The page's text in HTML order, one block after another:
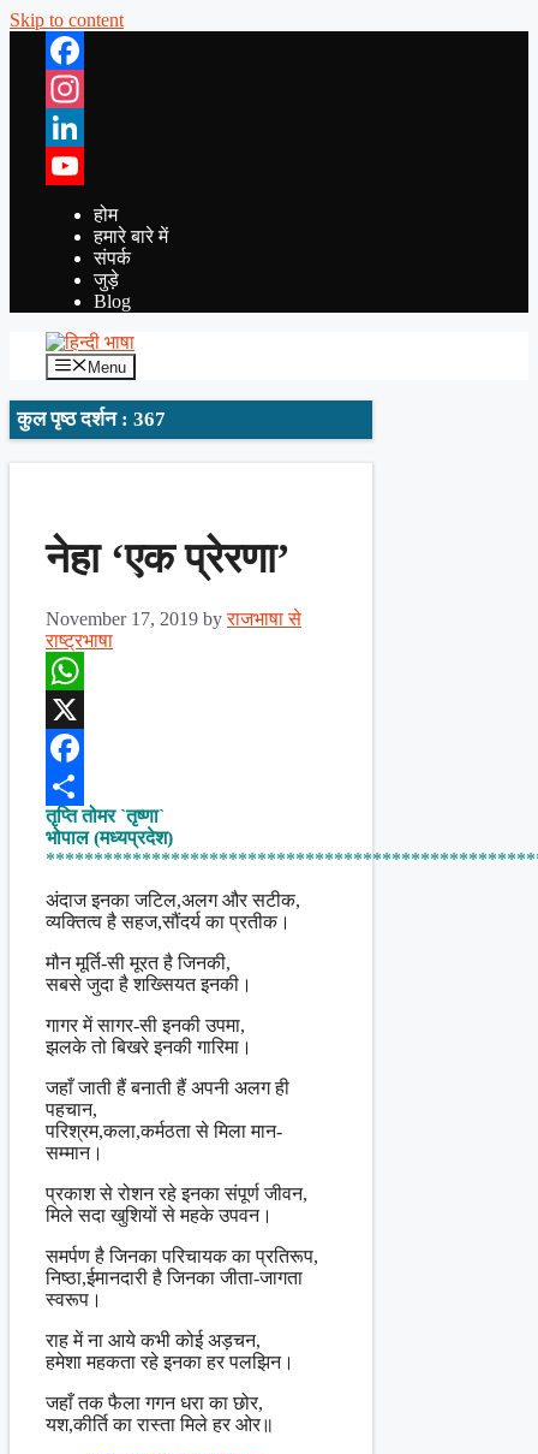
Skip to content
Facebook
Instagram
LinkedIn
YouTube
होम
हमारे बारे में
संपर्क
जुड़े
Blog
Menu
कुल पृष्ठ दर्शन : 367
नेहा ‘एक प्रेरणा’
November 17, 2019 byराजभाषा से
राष्ट्रभाषा
WhatsApp
X
Facebook
Share
तृप्ति तोमर `तृष्णा`
भोपाल (मध्यप्रदेश)
अंदाज इनका जटिल,अलग और सटीक,
व्यक्तित्व है सहज,सौंदर्य का प्रतीक।
मौन मूर्ति-सी मूरत है जिनकी,
सबसे जुदा है शख्सियत इनकी।
गागर में सागर-सी इनकी उपमा,
झलके तो बिखरे इनकी गारिमा।
जहाँ जाती हैं बनाती हैं अपनी अलग ही
पहचान,
परिश्रम,कला,कर्मठता से मिला मान-
सम्मान।
प्रकाश से रोशन रहे इनका संपूर्ण जीवन,
मिले सदा खुशियों से महके उपवन।
समर्पण है जिनका परिचायक का प्रतिरूप,
निष्ठा,ईमानदारी है जिनका जीता-जागता
स्वरूप।
राह में ना आये कभी कोई अड़चन,
हमेशा महकता रहे इनका हर पलझिन।
जहाँ तक फैला गगन धरा का छोर,
यश,कीर्ति का रास्ता मिले हर ओर॥